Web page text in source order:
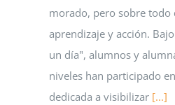
morado, pero sobre todo
aprendizaje y acción.
un día", alumnos y
niveles han participado
dedicada a visibilizar[...]